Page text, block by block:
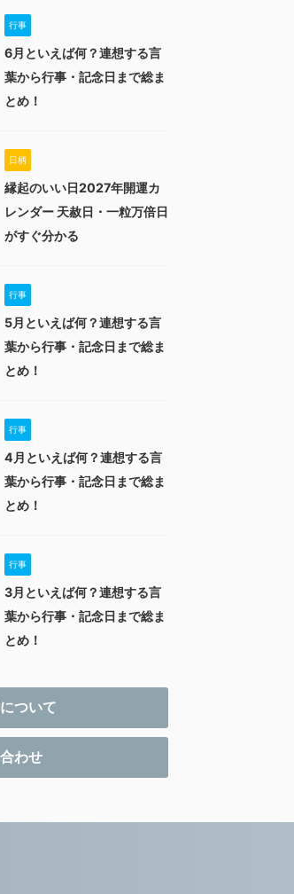
行事
6月といえば何？連想する言
葉から行事・記念日まで総ま
とめ！
日柄
縁起のいい日2027年開運カ
レンダー 天赦日・一粒万倍日
がすぐ分かる
行事
5月といえば何？連想する言
葉から行事・記念日まで総ま
とめ！
行事
4月といえば何？連想する言
葉から行事・記念日まで総ま
とめ！
行事
3月といえば何？連想する言
葉から行事・記念日まで総ま
とめ！
ついて
わせ